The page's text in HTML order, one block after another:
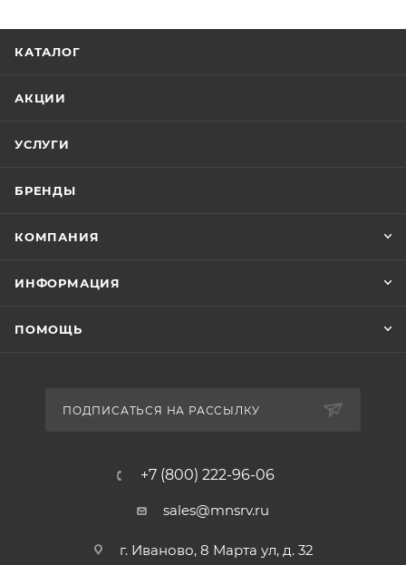
КАТАЛОГ
АКЦИИ
УСЛУГИ
БРЕНДЫ
КОМПАНИЯ
ИНФОРМАЦИЯ
ПОМОЩЬ
ПОДПИСАТЬСЯ НА РАССЫЛКУ
+7 (800) 222-96-06
sales@mnsrv.ru
г. Иваново, 8 Марта ул, д. 32